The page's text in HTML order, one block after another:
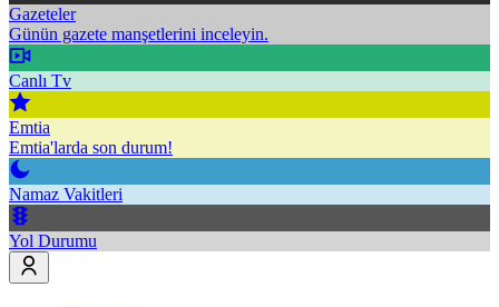
Gazeteler
Günün gazete manşetlerini inceleyin.
Canlı Tv
Emtia
Emtia'larda son durum!
Namaz Vakitleri
Yol Durumu